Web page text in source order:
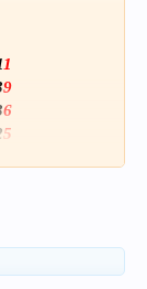
1
9
6
5